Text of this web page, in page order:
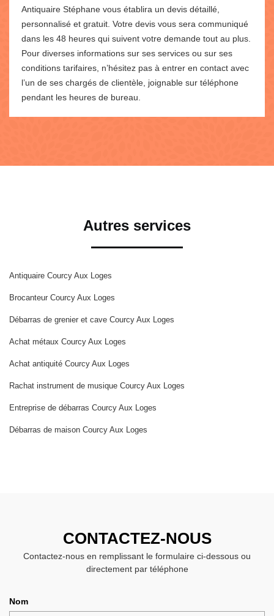
Antiquaire Stéphane vous établira un devis détaillé,
personnalisé et gratuit. Votre devis vous sera communiqué
dans les 48 heures qui suivent votre demande tout au plus.
Pour diverses informations sur ses services ou sur ses
conditions tarifaires, n’hésitez pas à entrer en contact avec
l’un de ses chargés de clientèle, joignable sur téléphone
pendant les heures de bureau.
Autres services
Antiquaire Courcy Aux Loges
Brocanteur Courcy Aux Loges
Débarras de grenier et cave Courcy Aux Loges
Achat métaux Courcy Aux Loges
Achat antiquité Courcy Aux Loges
Rachat instrument de musique Courcy Aux Loges
Entreprise de débarras Courcy Aux Loges
Débarras de maison Courcy Aux Loges
CONTACTEZ-NOUS
Contactez-nous en remplissant le formulaire ci-dessous ou
directement par téléphone
Nom